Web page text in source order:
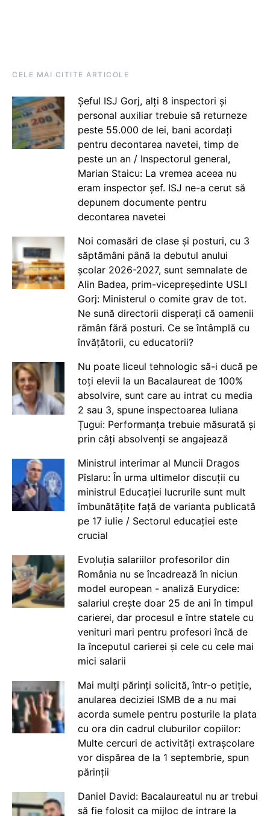
CELE MAI CITITE ARTICOLE
Șeful ISJ Gorj, alți 8 inspectori și
personal auxiliar trebuie să returneze
peste 55.000 de lei, bani acordați
pentru decontarea navetei, timp de
peste un an / Inspectorul general,
Marian Staicu: La vremea aceea nu
eram inspector șef. ISJ ne-a cerut să
depunem documente pentru
decontarea navetei
Noi comasări de clase și posturi, cu 3
săptămâni până la debutul anului
școlar 2026-2027, sunt semnalate de
Alin Badea, prim-vicepreședinte USLI
Gorj: Ministerul o comite grav de tot.
Ne sună directorii disperați că oamenii
rămân fără posturi. Ce se întâmplă cu
învățătorii, cu educatorii?
Nu poate liceul tehnologic să-i ducă pe
toți elevii la un Bacalaureat de 100%
absolvire, sunt care au intrat cu media
2 sau 3, spune inspectoarea Iuliana
Țugui: Performanța trebuie măsurată și
prin câți absolvenți se angajează
Ministrul interimar al Muncii Dragos
Pîslaru: În urma ultimelor discuții cu
ministrul Educației lucrurile sunt mult
îmbunătățite față de varianta publicată
pe 17 iulie / Sectorul educației este
crucial
Evoluția salariilor profesorilor din
România nu se încadrează în niciun
model european - analiză Eurydice:
salariul crește doar 25 de ani în timpul
carierei, dar procesul e între statele cu
venituri mari pentru profesori încă de
la începutul carierei și cele cu cele mai
mici salarii
Mai mulți părinți solicită, într-o petiție,
anularea deciziei ISMB de a nu mai
acorda sumele pentru posturile la plata
cu ora din cadrul cluburilor copiilor:
Multe cercuri de activități extrașcolare
vor dispărea de la 1 septembrie, spun
părinții
Daniel David: Bacalaureatul nu ar trebui
să fie folosit ca mijloc de intrare la